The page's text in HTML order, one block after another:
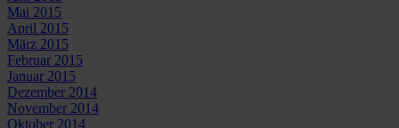
Mai 2015
April 2015
März 2015
Februar 2015
Januar 2015
Dezember 2014
November 2014
Oktober 2014